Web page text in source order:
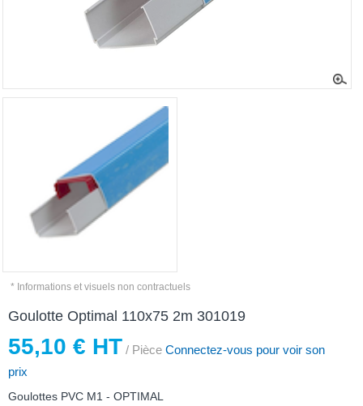
* Informations et visuels non contractuels
Goulotte Optimal 110x75 2m 301019
55,10 € HT / Pièce Connectez-vous pour voir son
prix
Goulottes PVC M1 - OPTIMAL